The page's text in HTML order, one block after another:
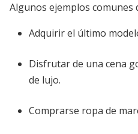
Algunos ejemplos comunes
Adquirir el último
Disfrutar de una cena
de lujo.
Comprarse ropa de